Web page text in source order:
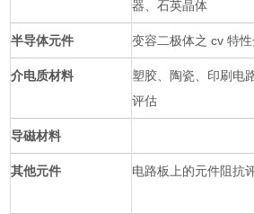
器、石英晶体
半导体元件 变容二极体之 cv 特
介电质材料
塑胶、陶瓷、印刷电
评估
导磁材料
其他元件 电路板上的元件阻抗